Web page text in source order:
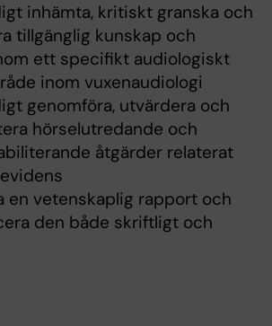
inhämta, kritiskt granska och
tillgänglig kunskap och
ett specifikt audiologiskt
inom vuxenaudiologi
genomföra, utvärdera och
hörselutredande och
åtgärder relaterat
en vetenskaplig rapport och
den både skriftligt och